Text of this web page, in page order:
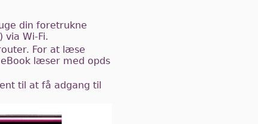
din foretrukne
Wi-Fi.
For at læse
læser med opds
til at få adgang til